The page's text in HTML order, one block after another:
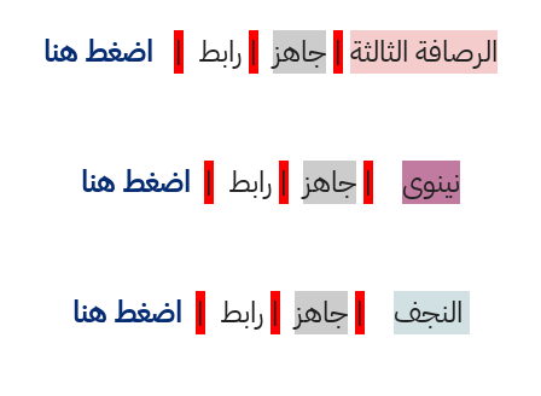
الرصافة الثالثة | جاهز | رابط | اضغط هنا
نينوى | جاهز | رابط | اضغط هنا
النجف | جاهز | رابط | اضغط هنا